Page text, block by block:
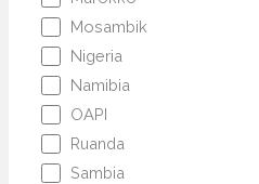
Mosambik
Nigeria
Namibia
OAPI
Ruanda
Sambia